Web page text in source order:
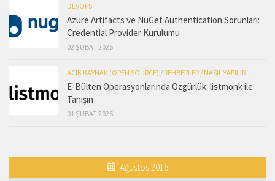
DEVOPS
Azure Artifacts ve NuGet Authentication Sorunları:
Credential Provider Kurulumu
02 ŞUBAT 2026
AÇIK KAYNAK (OPEN SOURCE) / REHBERLER / NASIL YAPILIR
E-Bülten Operasyonlarında Özgürlük: listmonk ile
Tanışın
01 ŞUBAT 2026
Ağustos 2016